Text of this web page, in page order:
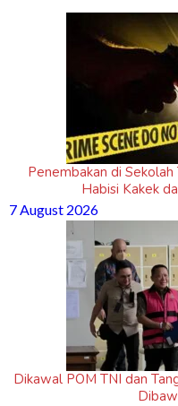
Penembakan di
Habisi Kakek
7 August 2026
Dikawal POM TNI dan